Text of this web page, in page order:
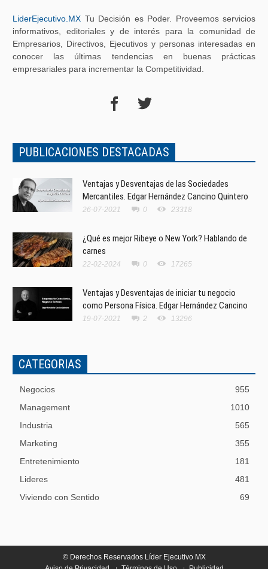
LiderEjecutivo.MX Tu Decisión es Poder. Proveemos servicios
informativos, editoriales y de interés para la comunidad de
Empresarios, Directivos, Ejecutivos y personas interesadas en
conocer las últimas tendencias en buenas prácticas
empresariales para incrementar la Competitividad.
PUBLICACIONES DESTACADAS
Ventajas y Desventajas de las Sociedades
Mercantiles. Edgar Hernández Cancino Quintero
26-07-2021 0 23318
¿Qué es mejor Ribeye o New York? Hablando de
carnes
22-02-2024 0 17265
Ventajas y Desventajas de iniciar tu negocio
como Persona Física. Edgar Hernández Cancino
19-07-2021 2 13296
CATEGORIAS
Negocios
955
Management
1010
Industria
565
Marketing
355
Entretenimiento
181
Lideres
481
Viviendo con Sentido
69
© Derechos Reservados Líder Ejecutivo MX